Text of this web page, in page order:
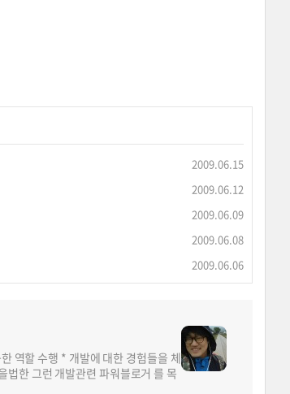
2009.06.15
2009.06.12
2009.06.09
2009.06.08
2009.06.06
역할 수행 * 개발에 대한 경험들을 체
법한 그런 개발관련 파워블로거 를 목